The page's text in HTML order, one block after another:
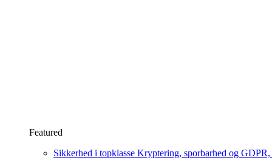
Featured
Sikkerhed i topklasse Kryptering, sporbarhed og